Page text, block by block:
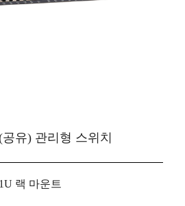
공유) 관리형 스위치
랙 마운트